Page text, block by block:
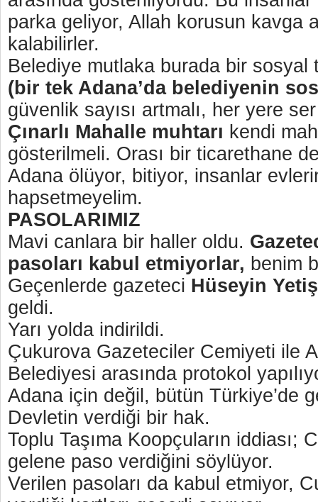
parka geliyor, Allah korusun kavga
kalabilirler.
Belediye mutlaka burada bir sosyal
(bir tek Adana’da belediyenin
güvenlik sayısı artmalı, her yere
Çınarlı Mahalle muhtarı kendi
gösterilmeli. Orası bir ticarethane
Adana ölüyor, bitiyor, insanlar
hapsetmeyelim.
PASOLARIMIZ
Mavi canlara bir haller oldu.
pasoları kabul etmiyorlar, benim
Geçenlerde gazeteci Hüseyin Yetiş
geldi.
Yarı yolda indirildi.
Çukurova Gazeteciler Cemiyeti ile
Belediyesi arasında protokol
Adana için değil, bütün Türkiye’de
Devletin verdiği bir hak.
Toplu Taşıma Koopçuların iddiası;
gelene paso verdiğini söylüyor.
Verilen pasoları da kabul etmiyor,